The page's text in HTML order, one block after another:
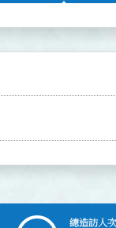
總造訪人次